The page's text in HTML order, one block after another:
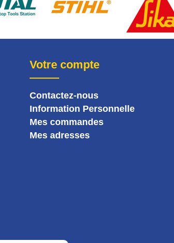
Votre compte
Contactez-nous
Information Personnelle
Mes commandes
Mes adresses